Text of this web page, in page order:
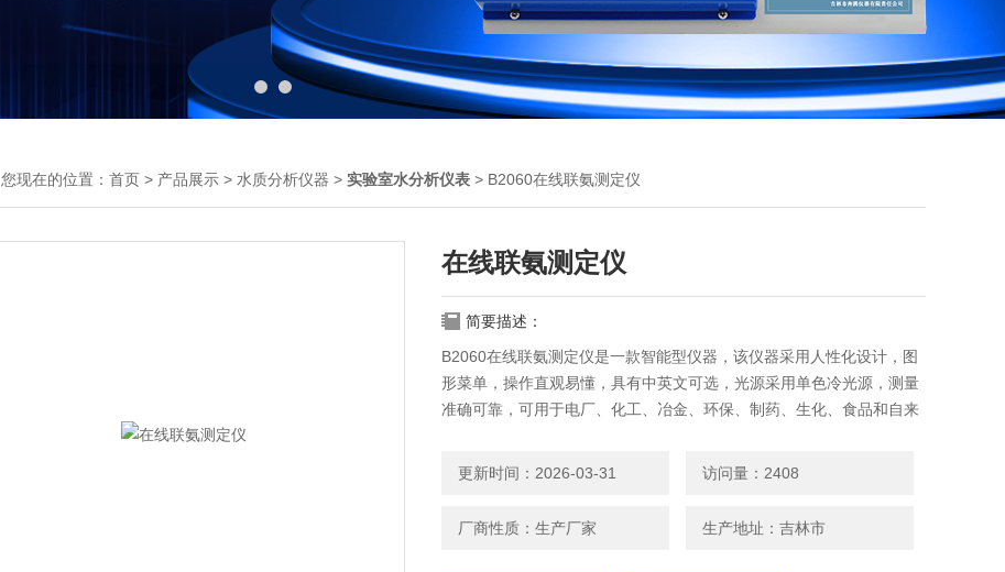
您现在的位置： 首页 > 产品展示 > 水质分析仪器 > 实验室水分析仪表 > B2060在线联氨测定仪
在线联氨测定仪
简要描述：
B2060在线联氨测定仪是一款智能型仪器，该仪器采用人性化设计，图
形菜单，操作直观易懂，具有中英文可选，光源采用单色冷光源，测量
准确可靠，可用于电厂、化工、冶金、环保、制药、生化、食品和自来
更新时间：2026-03-31 访问量：2408
厂商性质：生产厂家 生产地址：吉林市